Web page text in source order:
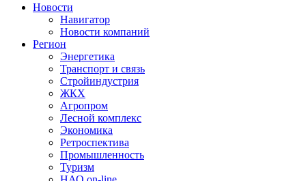
Новости
Навигатор
Новости компаний
Регион
Энергетика
Транспорт и связь
Стройиндустрия
ЖКХ
Агропром
Лесной комплекс
Экономика
Ретроспектива
Промышленность
Туризм